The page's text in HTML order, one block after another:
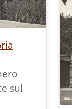
rustica
sul